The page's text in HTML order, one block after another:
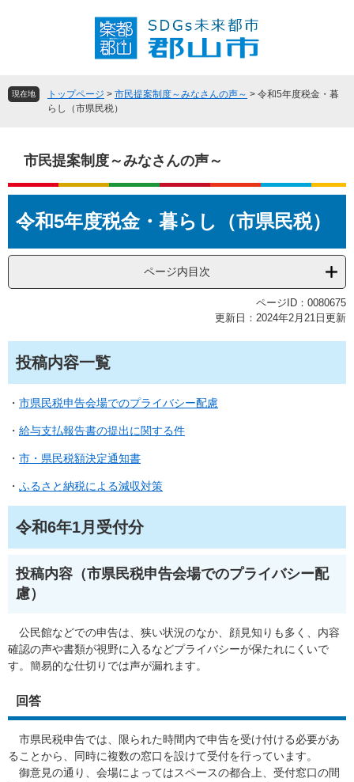
頭
飛
へ
現在地 トップページ > 市民提案制度～みなさんの声～ > 令和5年度税金・暮
らし（市県民税）
市民提案制度～みなさんの声～
文令和5年度税金・暮らし（市県民税）
ページ内目次
ページID：0080675
更新日：2024年2月21日更新
投稿内容一覧
・ 市県民税申告会場でのプライバシー配慮
・ 給与支払報告書の提出に関する件
・ 市・県民税額決定通知書
・ ふるさと納税による減収対策
令和6年1月受付分
投稿内容（市県民税申告会場でのプライバシー配
慮）
公民館などでの申告は、狭い状況のなか、顔見知りも多く、内容
確認の声や書類が視野に入るなどプライバシーが保たれにくいで
す。簡易的な仕切りでは声が漏れます。
回答
市県民税申告では、限られた時間内で申告を受け付ける必要があ
ることから、同時に複数の窓口を設けて受付を行っています。
御意見の通り、会場によってはスペースの都合上、受付窓口の間